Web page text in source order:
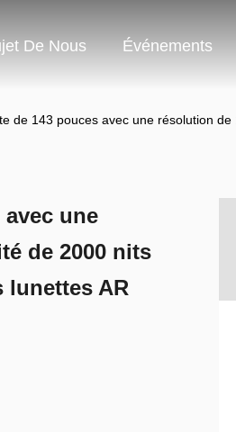
De Nous Événements
de 143 pouces avec une résolution
une
de 2000 nits
lunettes AR